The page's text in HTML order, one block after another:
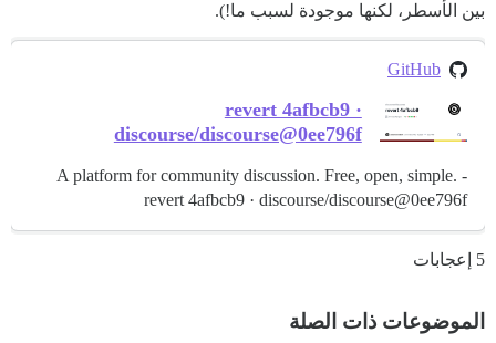
بين الأسطر، لكنها موجودة لسبب ما!).
GitHub
revert 4afbcb9 ·
discourse/discourse@0ee796f
A platform for community discussion. Free, open, simple. -
revert 4afbcb9 · discourse/discourse@0ee796f
5 إعجابات
الموضوعات ذات الصلة